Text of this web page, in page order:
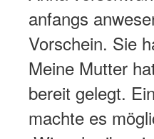
anfangs
Vorschein. Sie
Meine Mutter
bereit gelegt.
machte es